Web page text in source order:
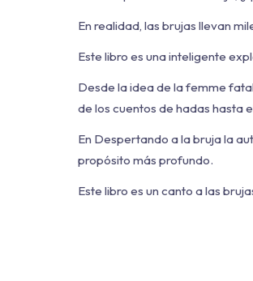
En realidad, las brujas llevan
Este libro es una inteligente
Desde la idea de la femme
de los cuentos de hadas hasta
En Despertando a la bruja la
propósito más profundo.
Este libro es un canto a las